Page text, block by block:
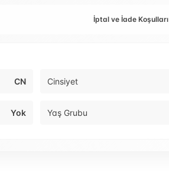
İptal ve İade Koşulları
CN Cinsiyet
Yok Yaş Grubu